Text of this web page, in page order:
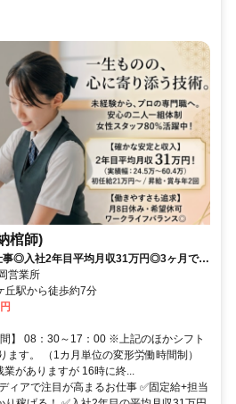
棺師)
◎入社2年目平均月収31万円◎3ヶ月で技
♪
営業所
旭ケ丘駅から徒歩約7分
】 08：30～17：00 ※上記のほかシフト
ます。 （1カ月単位の変形労働時間制）
がありますが 16時に終...
ィアで注目が高まるお仕事 ✅️固定給+担当